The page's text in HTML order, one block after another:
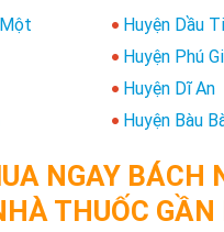
Huyện Dầu
Huyện Phú
Huyện Dĩ An
Huyện Bàu
NGAY BÁCH
THUỐC